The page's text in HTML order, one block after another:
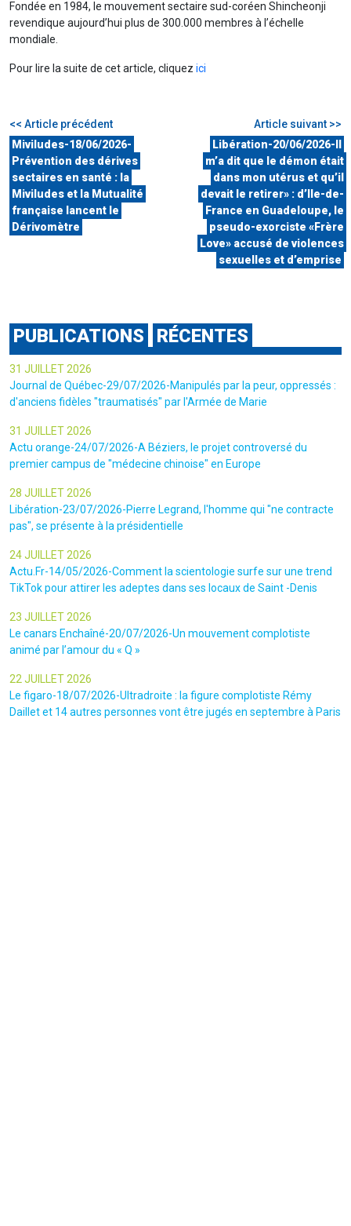
Fondée en 1984, le mouvement sectaire sud-coréen Shincheonji
revendique aujourd’hui plus de 300.000 membres à l’échelle
mondiale.
Pour lire la suite de cet article, cliquez ici
<< Article précédent
Miviludes-18/06/2026-
Prévention des dérives
sectaires en santé : la
Miviludes et la Mutualité
française lancent le
Dérivomètre
Article suivant >>
Libération-20/06/2026-Il
m’a dit que le démon était
dans mon utérus et qu’il
devait le retirer» : d’Ile-de-
France en Guadeloupe, le
pseudo-exorciste «Frère
Love» accusé de violences
sexuelles et d’emprise
PUBLICATIONS RÉCENTES
31 JUILLET 2026
Journal de Québec-29/07/2026-Manipulés par la peur, oppressés :
d'anciens fidèles "traumatisés" par l'Armée de Marie
31 JUILLET 2026
Actu orange-24/07/2026-A Béziers, le projet controversé du
premier campus de "médecine chinoise" en Europe
28 JUILLET 2026
Libération-23/07/2026-Pierre Legrand, l'homme qui "ne contracte
pas", se présente à la présidentielle
24 JUILLET 2026
Actu.Fr-14/05/2026-Comment la scientologie surfe sur une trend
TikTok pour attirer les adeptes dans ses locaux de Saint -Denis
23 JUILLET 2026
Le canars Enchaîné-20/07/2026-Un mouvement complotiste
animé par l’amour du « Q »
22 JUILLET 2026
Le figaro-18/07/2026-Ultradroite : la figure complotiste Rémy
Daillet et 14 autres personnes vont être jugés en septembre à Paris